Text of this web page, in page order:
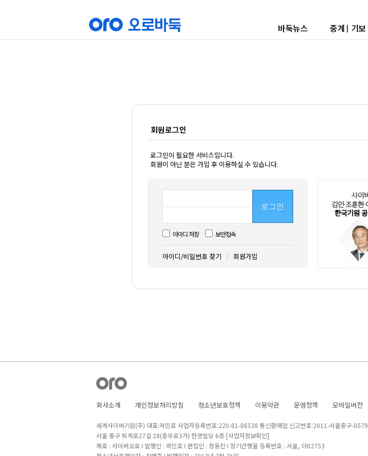
바둑뉴스 중계 | 기보
회원로그인
로그인이 필요한 서비스입니다.
회원이 아닌 분은 가입 후 이용하실 수 있습니다.
로그인
아이디 저장 보안접속
아이디/비밀번호 찾기 회원가입
회사소개 개인정보처리방침 청소년보호정책 이용약관 운영정책 모바일버전
세계사이버기원(주) 대표:곽민호 사업자등록번호:220-81-86538 통신판매업 신고번호:2011-서울중구-0579
서울 중구 퇴계로27길 28(충무로3가) 한영빌딩 6층 [사업자정보확인]
제호 : 사이버오로 I 발행인 : 곽민호 I 편집인 : 정용진 I 정기간행물 등록번호 : 서울, 아02753